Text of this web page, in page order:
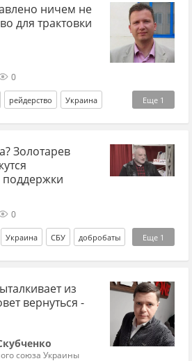
ничем не
для трактовки
0
Еще 1
рейдерство Украина
Золотарев
0
Еще 1
Украина СБУ добробаты
из
вернуться -
Скубченко
союза Украины